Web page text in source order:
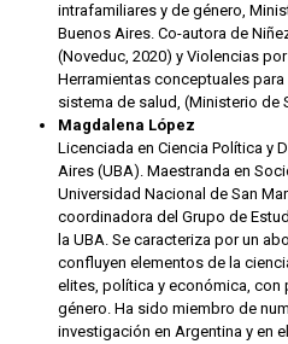
intrafamiliares y de género,
Buenos Aires. Co-autora de
(Noveduc, 2020) y Violencias
Herramientas conceptuales
sistema de salud, (Ministerio de
Magdalena López
Licenciada en Ciencia Política y
Aires (UBA). Maestranda en
Universidad Nacional de San
coordinadora del Grupo de
la UBA. Se caracteriza por un
confluyen elementos de la
elites, política y económica, con
género. Ha sido miembro de
investigación en Argentina y en